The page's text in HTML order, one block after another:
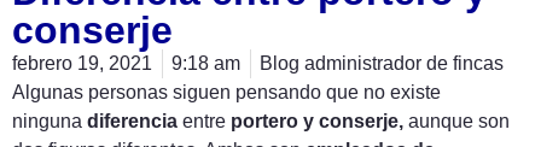
conserje
febrero 19, 2021 9:18 am
Blog administrador de fincas
Algunas personas siguen pensando que no existe
ninguna diferencia entre portero y conserje, aunque son